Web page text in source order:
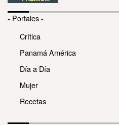
- Portales -
Crítica
Panamá América
Día a Día
Mujer
Recetas